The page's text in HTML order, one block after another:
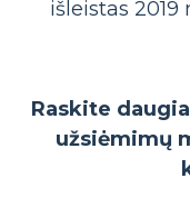
išleistas 2019
Raskite
užsiėmimų